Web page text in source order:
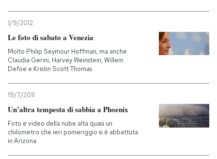
PODCAST
NEWSLETTER
I MIEI PREFERITI
SHOP
1/9/2012
Le foto di sabato a Venezia
Molto Philip Seymour Hoffman, ma anche
Claudia Gerini, Harvey Weinstein, Willem
Defoe e Kristin Scott Thomas
19/7/2011
Un’altra tempesta di sabbia a Phoenix
Foto e video della nube alta quasi un
chilometro che ieri pomeriggio si è abbattuta
in Arizona